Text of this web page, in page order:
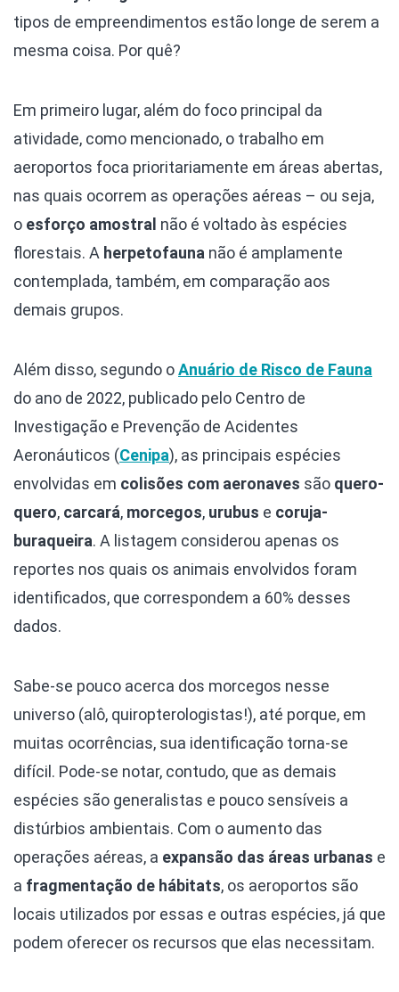
tipos de empreendimentos estão longe de serem a
mesma coisa. Por quê?
Em primeiro lugar, além do foco principal da
atividade, como mencionado, o trabalho em
aeroportos foca prioritariamente em áreas abertas,
nas quais ocorrem as operações aéreas – ou seja,
o esforço amostral não é voltado às espécies
florestais. A herpetofauna não é amplamente
contemplada, também, em comparação aos
demais grupos.
Além disso, segundo oAnuário de Risco de Fauna
do ano de 2022, publicado pelo Centro de
Investigação e Prevenção de Acidentes
Aeronáuticos (Cenipa), as principais espécies
envolvidas em colisões com aeronaves são quero-
quero, carcará, morcegos, urubus e coruja-
buraqueira. A listagem considerou apenas os
reportes nos quais os animais envolvidos foram
identificados, que correspondem a 60% desses
dados.
Sabe-se pouco acerca dos morcegos nesse
universo (alô, quiropterologistas!), até porque, em
muitas ocorrências, sua identificação torna-se
difícil. Pode-se notar, contudo, que as demais
espécies são generalistas e pouco sensíveis a
distúrbios ambientais. Com o aumento das
operações aéreas, a expansão das áreas urbanas e
a fragmentação de hábitats, os aeroportos são
locais utilizados por essas e outras espécies, já que
podem oferecer os recursos que elas necessitam.